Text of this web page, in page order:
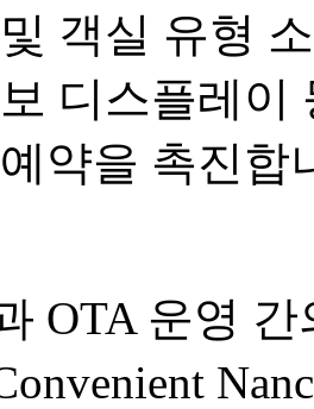
객실 유형
디스플레이
약을 촉진합
OTA 운영